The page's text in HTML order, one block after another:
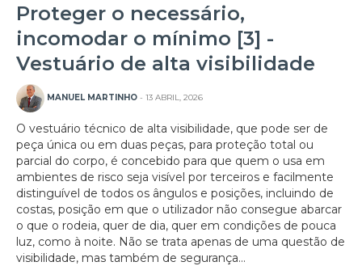
Proteger o necessário,
incomodar o mínimo [3] -
Vestuário de alta visibilidade
MANUEL MARTINHO - 13 ABRIL, 2026
O vestuário técnico de alta visibilidade, que pode ser de
peça única ou em duas peças, para proteção total ou
parcial do corpo, é concebido para que quem o usa em
ambientes de risco seja visível por terceiros e facilmente
distinguível de todos os ângulos e posições, incluindo de
costas, posição em que o utilizador não consegue abarcar
o que o rodeia, quer de dia, quer em condições de pouca
luz, como à noite. Não se trata apenas de uma questão de
visibilidade, mas também de segurança...